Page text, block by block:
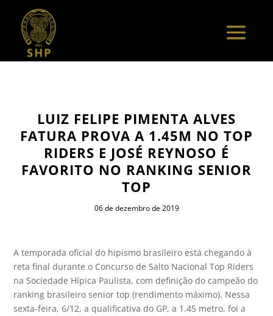
LUIZ FELIPE PIMENTA ALVES
FATURA PROVA A 1.45M NO TOP
RIDERS E JOSÉ REYNOSO É
FAVORITO NO RANKING SENIOR
TOP
06 de dezembro de 2019
A temporada oficial do hipismo brasileiro está chegando à
reta final durante o Concurso de Salto Nacional Top Riders
na Sociedade Hípica Paulista, com definição do campeão do
ranking brasileiro senior top (rendimento máximo). Nessa
sexta-feira, 6/12, a qualificativa do GP, a 1.45 metro, foi a